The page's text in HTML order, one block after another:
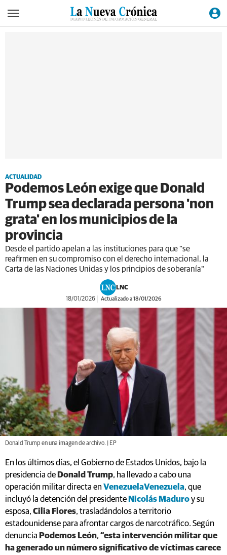
ACTUALIDAD
Podemos León exige que Donald
Trump sea declarada persona 'non
grata' en los municipios de la
provincia
Desde el partido apelan a las instituciones para que "se
reafirmen en su compromiso con el derecho internacional, la
Carta de las Naciones Unidas y los principios de soberanía"
LNC
18/01/2026 Actualizado a 18/01/2026
Donald Trump en una imagen de archivo. | EP
En los últimos días, el Gobierno de Estados Unidos, bajo la
presidencia de Donald Trump, ha llevado a cabo una
operación militar directa en VenezuelaVenezuela, que
incluyó la detención del presidente Nicolás Maduroy su
esposa, Cilia Flores, trasladándolos a territorio
estadounidense para afrontar cargos de narcotráfico. Según
denuncia Podemos León, “esta intervención militar que
ha generado un número significativo de víctimas carece